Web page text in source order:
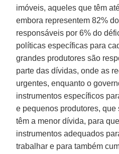
imóveis, aqueles que têm
embora representem 82%
responsáveis por 6% do
políticas específicas para
grandes produtores são
parte das dívidas, onde as
urgentes, enquanto o
instrumentos específicos
e pequenos produtores,
têm a menor dívida, para
instrumentos adequados
trabalhar e para também